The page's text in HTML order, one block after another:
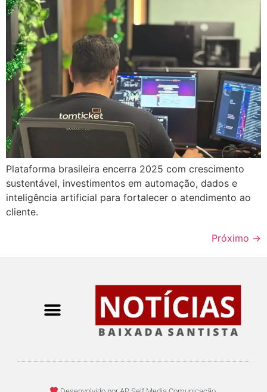
Plataforma brasileira encerra 2025 com crescimento
sustentável, investimentos em automação, dados e
inteligência artificial para fortalecer o atendimento ao
cliente.
Próximo →